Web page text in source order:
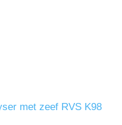
met zeef RVS K98